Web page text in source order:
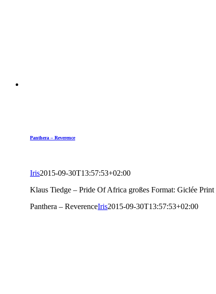
Panthera – Reverence
Iris2015-09-30T13:57:53+02:00
Klaus Tiedge – Pride Of Africa großes Format: Giclée Print
Panthera – ReverenceIris2015-09-30T13:57:53+02:00